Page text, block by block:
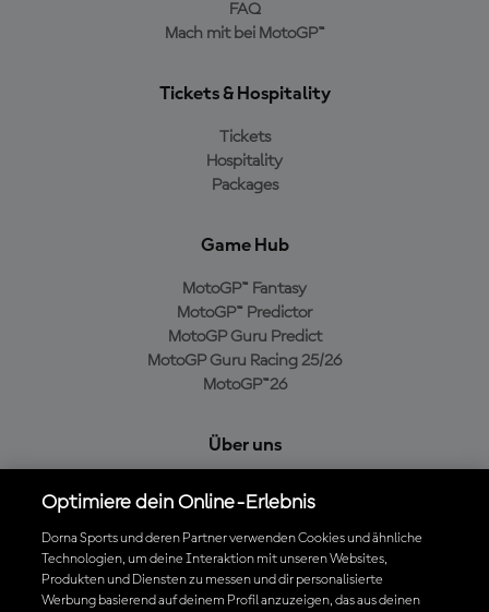
FAQ
Mach mit bei MotoGP™
Tickets & Hospitality
Tickets
Hospitality
Packages
Game Hub
MotoGP™ Fantasy
MotoGP™ Predictor
MotoGP Guru Predict
MotoGP Guru Racing 25/26
MotoGP™26
Über uns
Cookie-Richtlinien
Geschäftsbedingungen
Datenschutzrichtlinien
Kaufrichtlinie
Optimiere dein Online-Erlebnis
Dorna Sports und deren Partner verwenden Cookies und ähnliche
Technologien, um deine Interaktion mit unseren Websites,
Produkten und Diensten zu messen und dir personalisierte
Werbung basierend auf deinem Profil anzuzeigen, das aus deinen